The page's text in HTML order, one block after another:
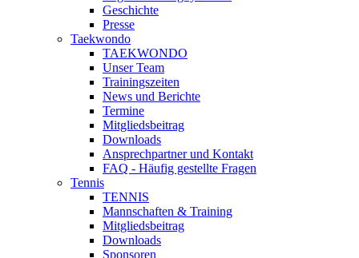
Geschichte
Presse
Taekwondo
TAEKWONDO
Unser Team
Trainingszeiten
News und Berichte
Termine
Mitgliedsbeitrag
Downloads
Ansprechpartner und Kontakt
FAQ - Häufig gestellte Fragen
Tennis
TENNIS
Mannschaften & Training
Mitgliedsbeitrag
Downloads
Sponsoren